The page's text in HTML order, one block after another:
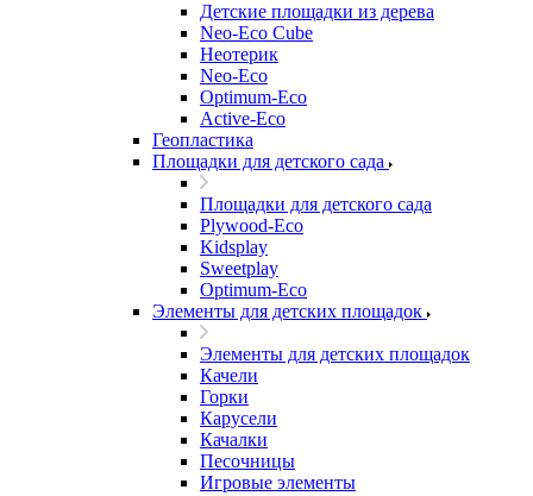
Детские площадки из дерева
Neo-Eco Cube
Неотерик
Neo-Eco
Оptimum-Еco
Active-Eco
Геопластика
Площадки для детского сада
Площадки для детского сада
Plywood-Eco
Kidsplay
Sweetplay
Оptimum-Еco
Элементы для детских площадок
Элементы для детских площадок
Качели
Горки
Карусели
Качалки
Песочницы
Игровые элементы